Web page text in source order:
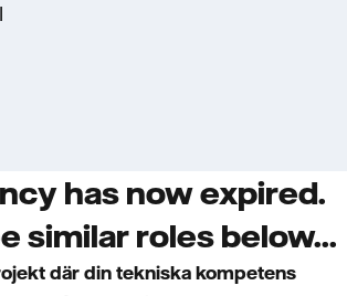
has now expired.
similar roles below...
där din tekniska kompetens